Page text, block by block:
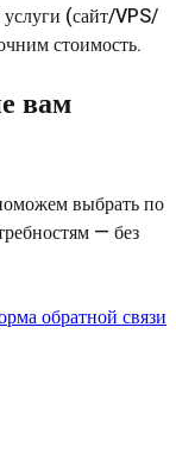
(сайт/VPS/
стоимость.
вам
выбрать по
— без
обратной связи